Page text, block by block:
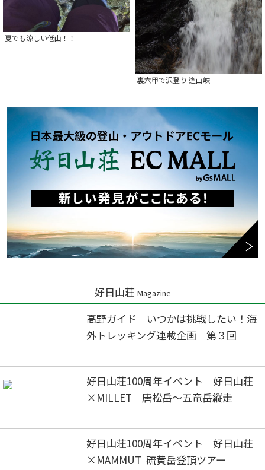
夏でも涼しい低山！！
裏六甲で沢登り 逢山峡
好日山荘 Magazine
高野ガイド いつかは挑戦したい！海
外トレッキング連載企画 第３回
好日山荘100周年イベント 好日山荘
×MILLET 唐松岳～五竜岳縦走
好日山荘100周年イベント 好日山荘
×MAMMUT 硫黄岳登頂ツアー